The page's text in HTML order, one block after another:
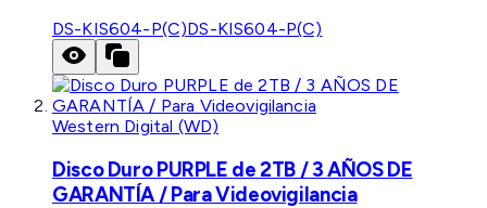
DS-KIS604-P(C)DS-KIS604-P(C)
Western Digital (WD)
Disco Duro PURPLE de 2TB / 3 AÑOS DE
GARANTÍA / Para Videovigilancia